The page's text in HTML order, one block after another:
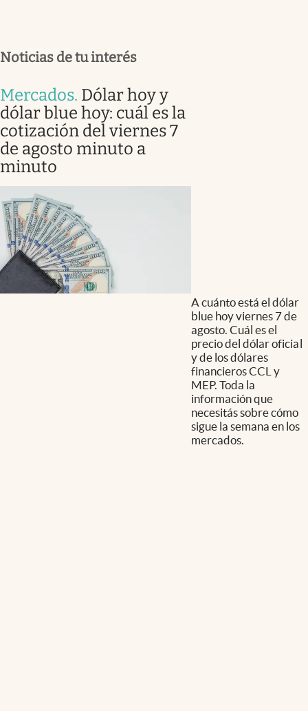
Noticias de tu interés
Mercados. Dólar hoy y
dólar blue hoy: cuál es la
cotización del viernes 7
de agosto minuto a
minuto
A cuánto está el dólar
blue hoy viernes 7 de
agosto. Cuál es el
precio del dólar oficial
y de los dólares
financieros CCL y
MEP. Toda la
información que
necesitás sobre cómo
sigue la semana en los
mercados.